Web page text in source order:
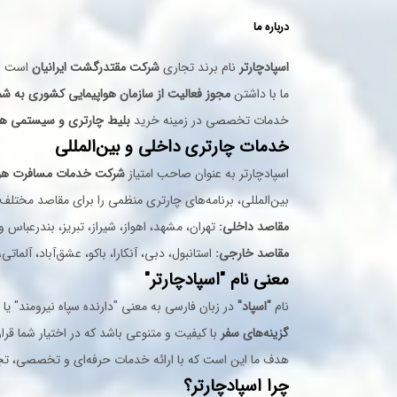
دالامان
قندهار
بوشهر
یکی از امکانات برجسته و
امکان برنامه‌ریزی دقیق برای
این ابزار شاملجدول پروازی هر
بهترین روز برای خرید بلیط هر
مقایسه قیمت‌های روزانهو
دسترسی آسان به انواع بلیط: شامل
این سیستم به کاربران این
گزینه برای سفر خود را انتخاب کنند.
بلیط چارتر و بلیط
اسپادچارتر دسترسی هم‌زمان
درباره ما
اسپادچارتر نام برند تجاریشرکت مقتدرگشت ایرانیان است
ما با داشتنمجوز فعالیت از سازمان هواپیمایی کشوری به شماره
خدمات تخصصی در زمینه خرید بلیط چارتری و سیستمی
خدمات چارتری داخلی و بین‌المللی
اسپادچارتر به عنوان صاحب امتیاز شرکت خدمات مسافرت
بین‌المللی، برنامه‌های چارتری منظمی را برای مقاصد
مقاصد داخلی: تهران، مشهد، اهواز، شیراز، تبریز، بندرعباس
مقاصد خارجی: استانبول، دبی، آنکارا، باکو، عشق‌آباد،
معنی نام "اسپادچارتر"
نام"اسپاد"در زبان فارسی به معنی "دارنده سپاه نیرومند"
گزینه‌های سفر با کیفیت و متنوعی باشد که در اختیار شما
هدف ما این است که با ارائه خدمات حرفه‌ای و تخصصی،
چرا اسپادچارتر؟